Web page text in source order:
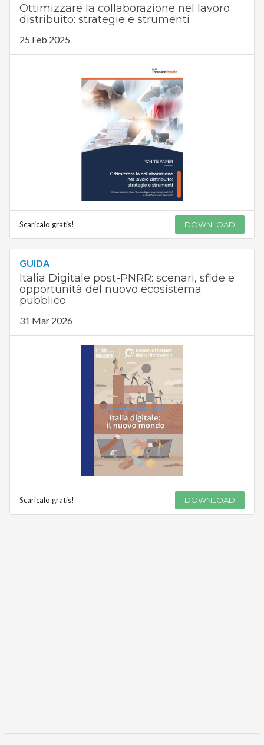
Ottimizzare la collaborazione nel lavoro
distribuito: strategie e strumenti
25 Feb 2025
Scaricalo gratis! DOWNLOAD
GUIDA
Italia Digitale post-PNRR: scenari, sfide e
opportunità del nuovo ecosistema
pubblico
31 Mar 2026
Scaricalo gratis! DOWNLOAD